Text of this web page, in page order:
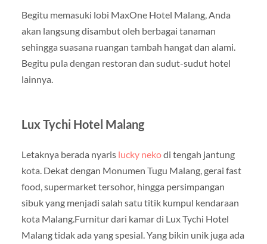
Begitu memasuki lobi MaxOne Hotel Malang, Anda
akan langsung disambut oleh berbagai tanaman
sehingga suasana ruangan tambah hangat dan alami.
Begitu pula dengan restoran dan sudut-sudut hotel
lainnya.
Lux Tychi Hotel Malang
Letaknya berada nyaris lucky nekodi tengah jantung
kota. Dekat dengan Monumen Tugu Malang, gerai fast
food, supermarket tersohor, hingga persimpangan
sibuk yang menjadi salah satu titik kumpul kendaraan
kota Malang.Furnitur dari kamar di Lux Tychi Hotel
Malang tidak ada yang spesial. Yang bikin unik juga ada